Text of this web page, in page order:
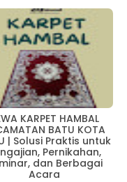
KARPET HAMBAL
BATU KOTA
| Solusi Praktis untuk
Pernikahan,
dan Berbagai
Acara